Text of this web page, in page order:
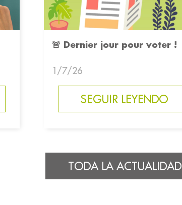
🚨 Dernier jour pour voter !
1/7/26
SEGUIR LEYENDO
TODA LA ACTUALIDAD